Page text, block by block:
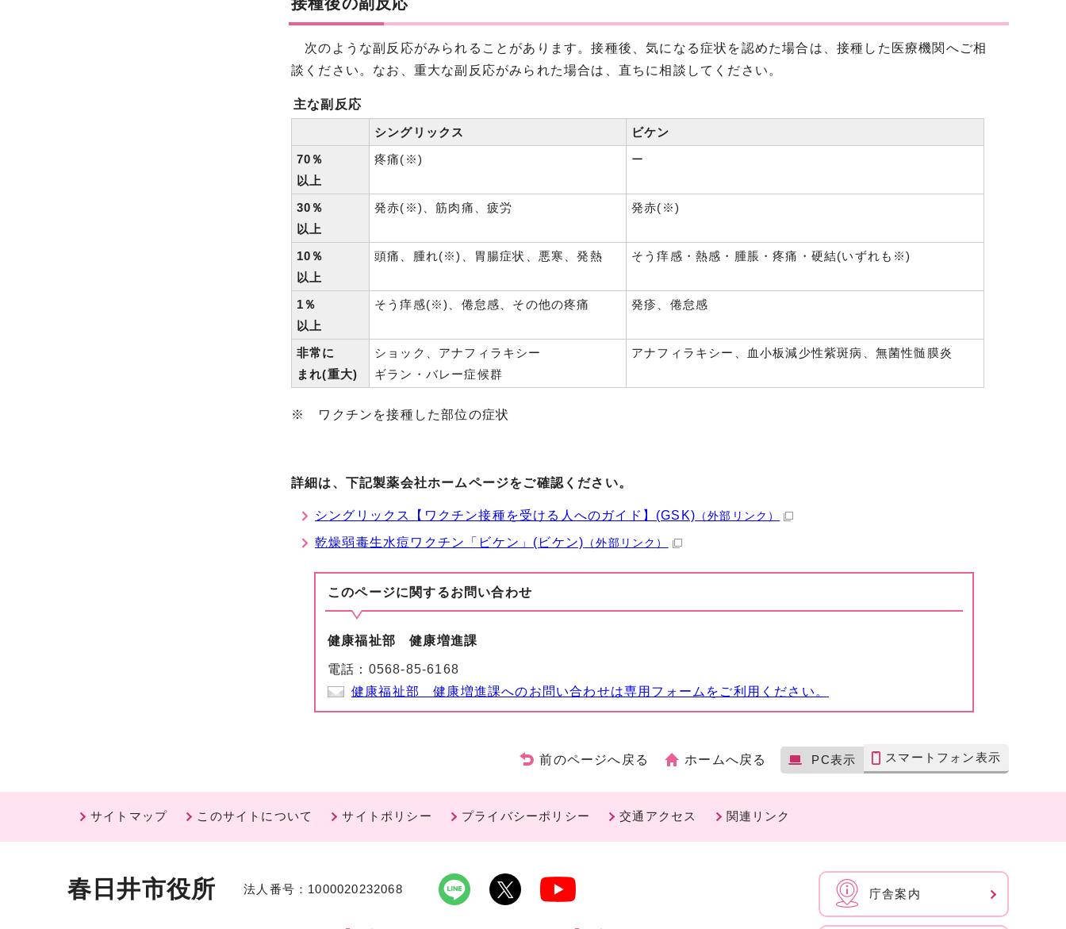
次のような副反応がみられることがあります。接種後、気になる症状を認めた場合は、接種した医療機関へご相
談ください。なお、重大な副反応がみられた場合は、直ちに相談してください。
主な副反応
シングリックス
ビケン
70％
以上
疼痛(※) ー
30％
以上
発赤(※)、筋肉痛、疲労 発赤(※)
10％
以上
頭痛、腫れ(※)、胃腸症状、悪寒、発熱 そう痒感・熱感・腫脹・疼痛・硬結(いずれも※)
1％
以上
そう痒感(※)、倦怠感、その他の疼痛 発疹、倦怠感
非常に
まれ(重大)
ショック、アナフィラキシー
ギラン・バレー症候群
アナフィラキシー、血小板減少性紫斑病、無菌性髄膜炎
※ ワクチンを接種した部位の症状
詳細は、下記製薬会社ホームページをご確認ください。
シングリックス【ワクチン接種を受ける人へのガイド】(GSK) （外部リンク）
乾燥弱毒生水痘ワクチン「ビケン」(ビケン) （外部リンク）
このページに関するお問い合わせ
健康福祉部 健康増進課
電話： 0568-85-6168
健康福祉部 健康増進課へのお問い合わせは専用フォームをご利用ください。
前のページへ戻る ホームへ戻る PC表示 スマートフォン表示
サイトマップ このサイトについて サイトポリシー プライバシーポリシー 交通アクセス 関連リンク
春日井市役所 法人番号：1000020232068 庁舎案内